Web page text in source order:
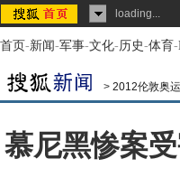
loading...
首页-新闻-军事-文化-历史-体育-
> 2012伦敦奥
慕尼黑惨案